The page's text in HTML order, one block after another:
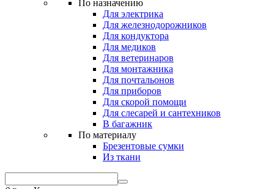
По назначению
Для электрика
Для железнодорожников
Для кондуктора
Для медиков
Для ветеринаров
Для монтажника
Для почтальонов
Для приборов
Для скорой помощи
Для слесарей и сантехников
В багажник
По материалу
Брезентовые сумки
Из ткани